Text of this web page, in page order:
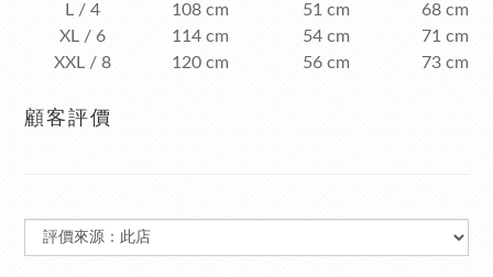
L / 4
108 cm 51 cm
68 cm
XL / 6
114 cm 54 cm
71 cm
XXL / 8
120 cm 56 cm 73 cm
顧客評價